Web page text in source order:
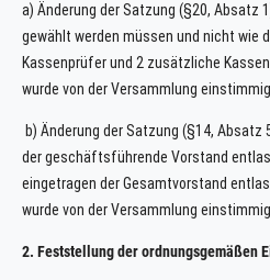
a) Änderung der Satzung (§20, Absatz
gewählt werden müssen und nicht wie
Kassenprüfer und 2 zusätzliche
wurde von der Versammlung
b) Änderung der Satzung (§14, Absatz
der geschäftsführende Vorstand
eingetragen der Gesamtvorstand
wurde von der Versammlung
2. Feststellung der ordnungsgemäßen